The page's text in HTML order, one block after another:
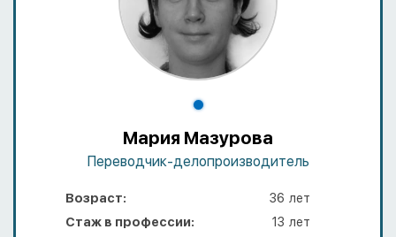
Мария Мазурова
Переводчик-делопроизводитель
Возраст: 36 лет
Стаж в профессии:
13 лет